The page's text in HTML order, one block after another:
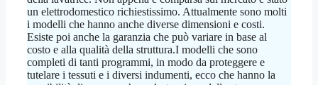
un elettrodomestico richiestissimo. Attualmente sono molti
i modelli che hanno anche diverse dimensioni e costi.
Esiste poi anche la garanzia che può variare in base al
costo e alla qualità della struttura.I modelli che sono
completi di tanti programmi, in modo da proteggere e
tutelare i tessuti e i diversi indumenti, ecco che hanno la